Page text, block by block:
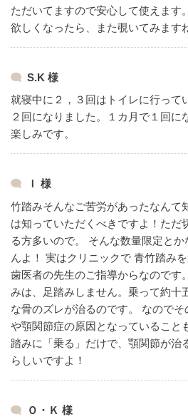
ただいてますので安心して使えます。
欲しくなったら、また覗いてみます
S.K 様
就寝中に２，３回はトイレに行って
２回になりました。１カ月で１回に
楽しみです。
Ｉ 様
竹踏みそんなご苦労があったなんて
は知っていただくべきですよ！ただ
る方多いので。
そんな数量限定と
んよ！ 実はクリニックで 青竹踏み
歯医者の先生のご指導からなのです。
みは、足踏みしません。乗って約十
な骨のズレが治るのです。
なのでそ
や顎関節症の原因となっていること
踏みに「乗る」だけで、顎関節が治
らしいですよ！
Ｏ・Ｋ 様